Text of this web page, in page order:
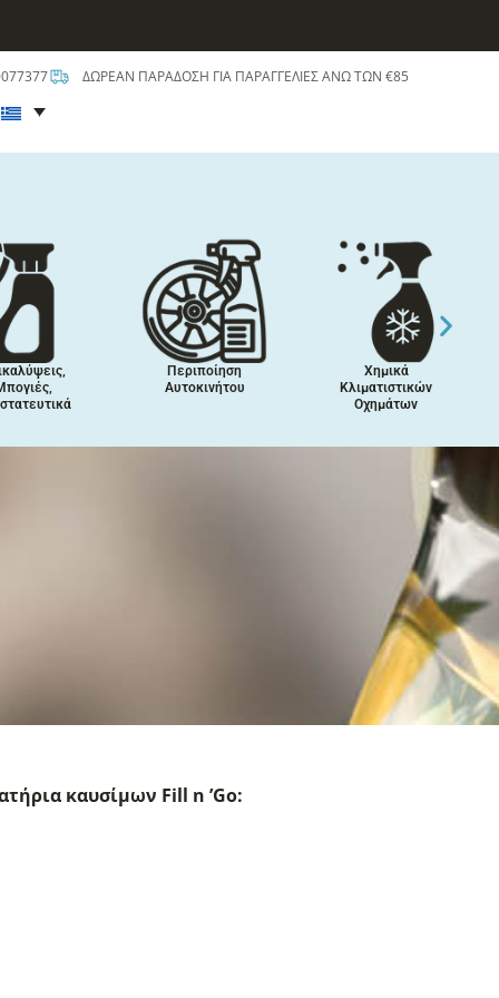
ΔΩΡΕΑΝ ΠΑΡΑΔΟΣΗ ΓΙΑ ΠΑΡΑΓΓΕΛΙΕΣ ΑΝΩ ΤΩΝ €85
Περιποίηση
Αυτοκινήτου
Χημικά
Κλιματιστικών
Οχημάτων
καυσίμων Fill n ’Go: